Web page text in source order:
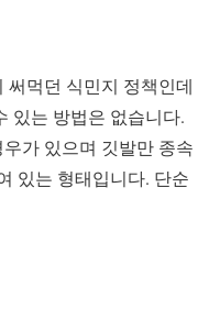
써먹던 식민지 정책인데
있는 방법은 없습니다.
가 있으며 깃발만 종속
있는 형태입니다. 단순